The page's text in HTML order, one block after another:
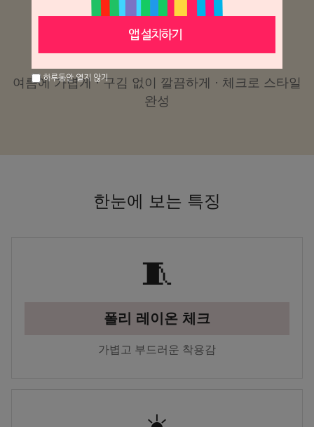
CHECK SUMMER PANTS
남성 체크 캐주얼 팬츠
여름에 가볍게 · 구김 없이 깔끔하게 · 체크로 스타일
완성
한눈에 보는 특징
🧵
폴리 레이온 체크
가볍고 부드러운 착용감
하루동안 열지 않기